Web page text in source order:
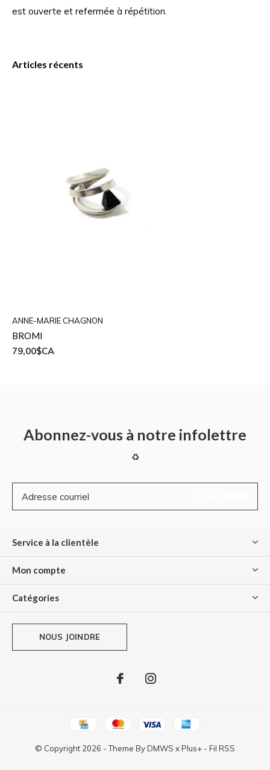
est ouverte et refermée à répétition.
Articles récents
ANNE-MARIE CHAGNON
BROMI
79,00$CA
Abonnez-vous à notre infolettre
♻
Service à la clientèle
Mon compte
Catégories
NOUS JOINDRE
© Copyright 2026 - Theme ByDMWS xPlus+ - Fil RSS